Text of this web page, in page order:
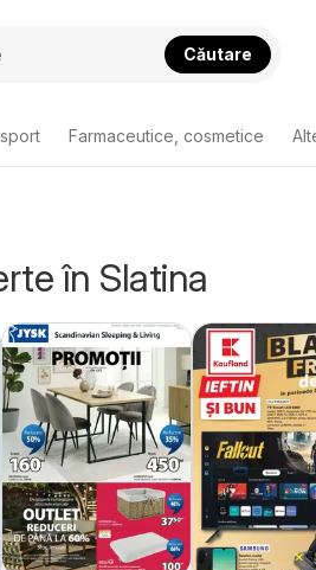
Căutare
Farmaceutice, cosmetice
în Slatina